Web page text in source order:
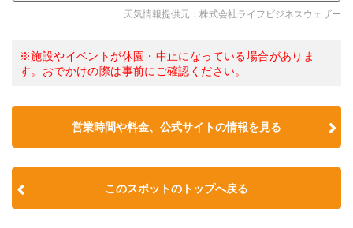
天気情報提供元：株式会社ライフビジネスウェザー
※施設やイベントが休園・中止になっている場合がありま
す。おでかけの際は事前にご確認ください。
営業時間や料金、公式サイトの情報を見る
このスポットのトップへ戻る